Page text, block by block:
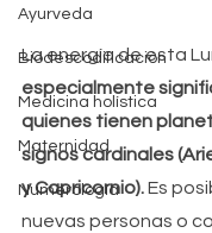
Ayurveda
Biodescodificación
Medicina holística
Maternidad
Numerología
La energía de esta
especialmente
quienes tienen
signos cardinales
y Capricornio). Es
nuevas personas o